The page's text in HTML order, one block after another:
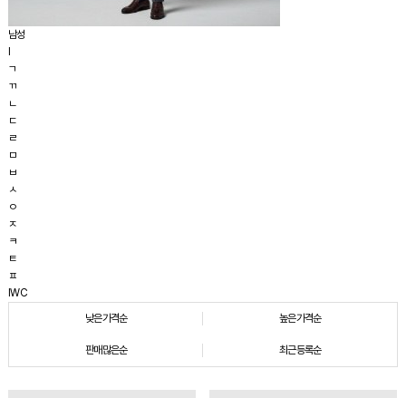
남성
I
ㄱ
ㄲ
ㄴ
ㄷ
ㄹ
ㅁ
ㅂ
ㅅ
ㅇ
ㅈ
ㅋ
ㅌ
ㅍ
IWC
낮은가격순
높은가격순
판매많은순 최근등록순